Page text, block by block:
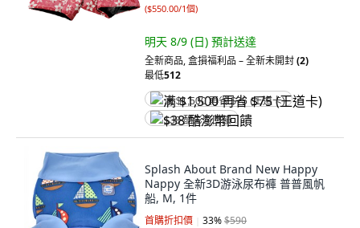
($550.00/1個)
明天 8/9 (日) 預計送達
全新商品,盒損福利品 – 全新未開封(2)
最低512
满 $1,500 再省 $75 (王道卡)
$38 酷澎幣回饋
Splash About Brand New Happy
Nappy 全新3D游泳尿布褲 普普風帆
船, M, 1件
首購折扣價 33%$590